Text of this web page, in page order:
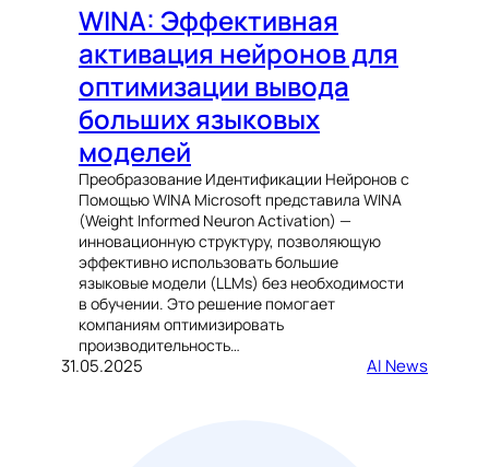
WINA: Эффективная
активация нейронов для
оптимизации вывода
больших языковых
моделей
Преобразование Идентификации Нейронов с
Помощью WINA Microsoft представила WINA
(Weight Informed Neuron Activation) —
инновационную структуру, позволяющую
эффективно использовать большие
языковые модели (LLMs) без необходимости
в обучении. Это решение помогает
компаниям оптимизировать
производительность…
31.05.2025 AI News